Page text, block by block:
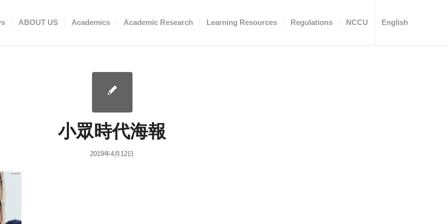
ABOUT US Academics Academic Research Learning Resources Regulations NCCU English
小眾時代海報
2019年4月12日